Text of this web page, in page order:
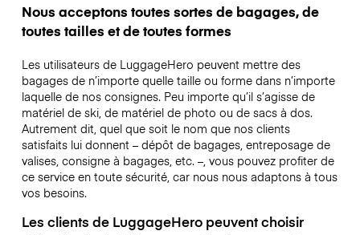
Nous acceptons toutes sortes de bagages, de
toutes tailles et de toutes formes
Les utilisateurs de LuggageHero peuvent mettre des
bagages de n’importe quelle taille ou forme dans n’importe
laquelle de nos consignes. Peu importe qu’il s’agisse de
matériel de ski, de matériel de photo ou de sacs à dos.
Autrement dit, quel que soit le nom que nos clients
satisfaits lui donnent – dépôt de bagages, entreposage de
valises, consigne à bagages, etc. –, vous pouvez profiter de
ce service en toute sécurité, car nous nous adaptons à tous
vos besoins.
Les clients de LuggageHero peuvent choisir